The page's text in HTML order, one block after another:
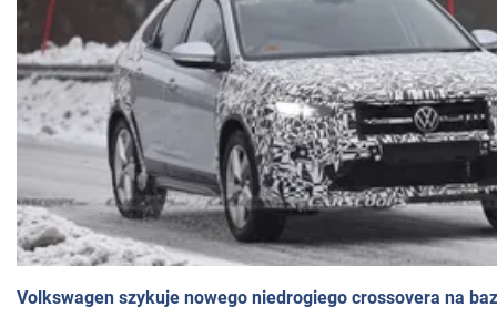
Volkswagen szykuje nowego niedrogiego crossovera na